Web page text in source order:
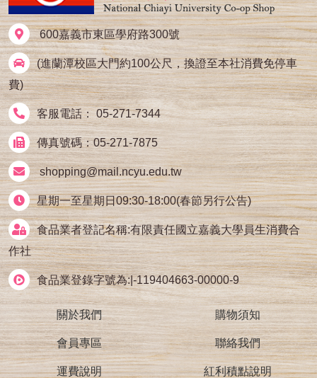
600嘉義市東區學府路300號
(進蘭潭校區大門約100公尺，換證至本社消費免停車
費)
客服電話： 05-271-7344
傳真號碼：05-271-7875
shopping@mail.ncyu.edu.tw
星期一至星期日09:30-18:00(春節另行公告)
食品業者登記名稱:有限責任國立嘉義大學員生消費合
作社
食品業登錄字號為:|-119404663-00000-9
關於我們 購物須知
會員專區 聯絡我們
運費說明 紅利積點說明